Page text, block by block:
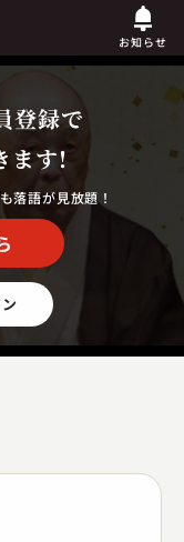
お知らせ
登録で
ます!
落語が見放題！